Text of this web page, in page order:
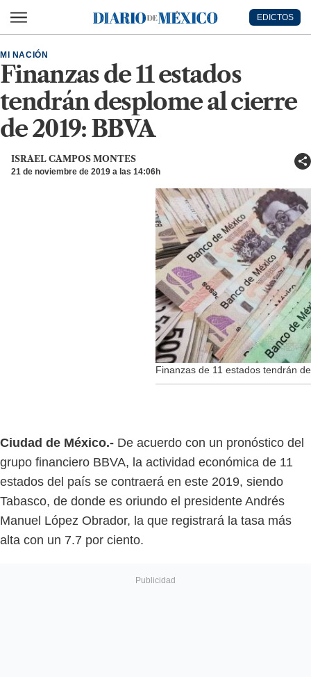
Diario de México
EDICTOS
Finanzas de 11 estados
tendrán desplome al cierre
de 2019: BBVA
MI NACIÓN
ISRAEL CAMPOS MONTES
21 de noviembre de 2019 a las 14:06h
Finanzas de 11 estados tendrán
Ciudad de México.- De acuerdo con un pronóstico del
grupo financiero BBVA, la actividad económica de 11
estados del país se contraerá en este 2019, siendo
Tabasco, de donde es oriundo el presidente Andrés
Manuel López Obrador, la que registrará la tasa más
alta con un 7.7 por ciento.